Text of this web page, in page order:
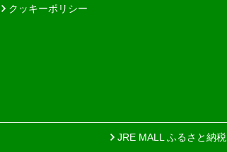
クッキーポリシー
JRE MALL ふるさと納税